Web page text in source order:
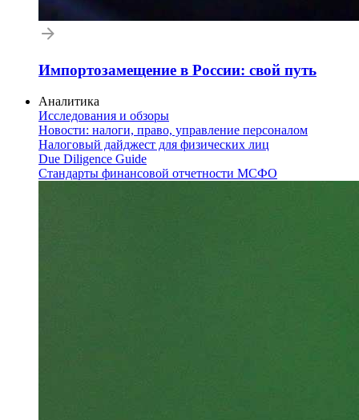
Импортозамещение в России: свой путь
Аналитика
Исследования и обзоры
Новости: налоги, право, управление персоналом
Налоговый дайджест для физических лиц
Due Diligence Guide
Стандарты финансовой отчетности МСФО